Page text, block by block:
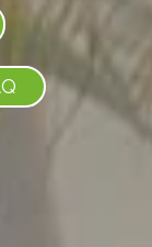
(così
al...